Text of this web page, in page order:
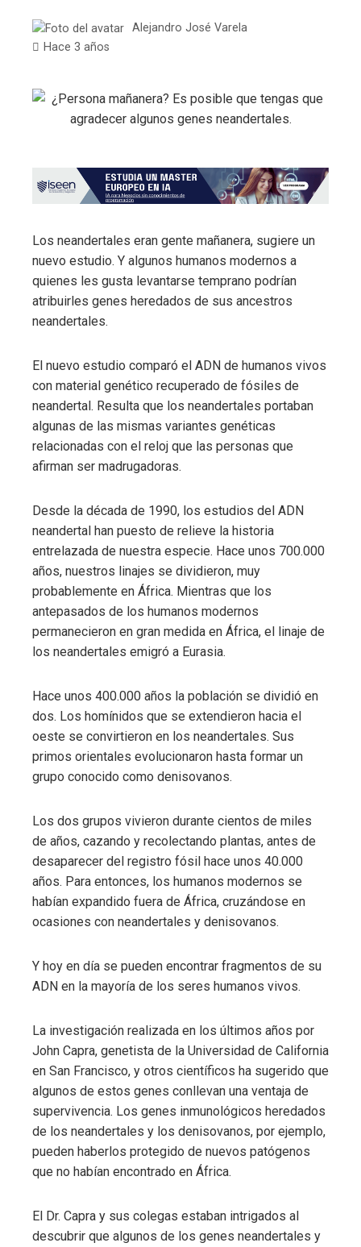
Alejandro José Varela
Hace 3 años
Los neandertales eran gente mañanera, sugiere un
nuevo estudio. Y algunos humanos modernos a
quienes les gusta levantarse temprano podrían
atribuirles genes heredados de sus ancestros
neandertales.
El nuevo estudio comparó el ADN de humanos vivos
con material genético recuperado de fósiles de
neandertal. Resulta que los neandertales portaban
algunas de las mismas variantes genéticas
relacionadas con el reloj que las personas que
afirman ser madrugadoras.
Desde la década de 1990, los estudios del ADN
neandertal han puesto de relieve la historia
entrelazada de nuestra especie. Hace unos 700.000
años, nuestros linajes se dividieron, muy
probablemente en África. Mientras que los
antepasados ​​de los humanos modernos
permanecieron en gran medida en África, el linaje de
los neandertales emigró a Eurasia.
Hace unos 400.000 años la población se dividió en
dos. Los homínidos que se extendieron hacia el
oeste se convirtieron en los neandertales. Sus
primos orientales evolucionaron hasta formar un
grupo conocido como denisovanos.
Los dos grupos vivieron durante cientos de miles
de años, cazando y recolectando plantas, antes de
desaparecer del registro fósil hace unos 40.000
años. Para entonces, los humanos modernos se
habían expandido fuera de África, cruzándose en
ocasiones con neandertales y denisovanos.
Y hoy en día se pueden encontrar fragmentos de su
ADN en la mayoría de los seres humanos vivos.
La investigación realizada en los últimos años por
John Capra, genetista de la Universidad de California
en San Francisco, y otros científicos ha sugerido que
algunos de estos genes conllevan una ventaja de
supervivencia. Los genes inmunológicos heredados
de los neandertales y los denisovanos, por ejemplo,
pueden haberlos protegido de nuevos patógenos
que no habían encontrado en África.
El Dr. Capra y sus colegas estaban intrigados al
descubrir que algunos de los genes neandertales y